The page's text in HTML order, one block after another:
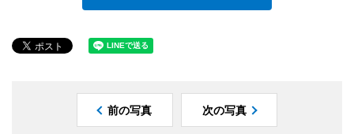
前の写真 次の写真